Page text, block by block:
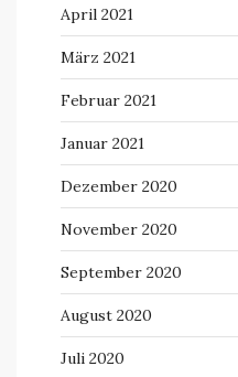
April 2021
März 2021
Februar 2021
Januar 2021
Dezember 2020
November 2020
September 2020
August 2020
Juli 2020